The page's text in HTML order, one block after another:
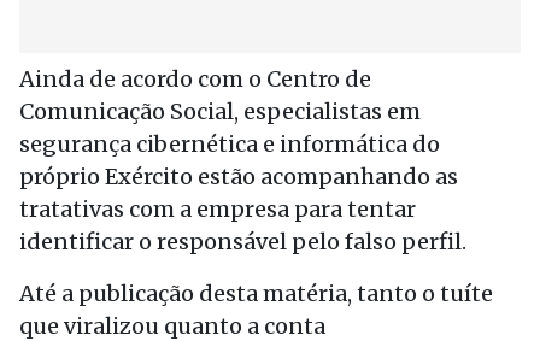
Ainda de acordo com o Centro de
Comunicação Social, especialistas em
segurança cibernética e informática do
próprio Exército estão acompanhando as
tratativas com a empresa para tentar
identificar o responsável pelo falso perfil.
Até a publicação desta matéria, tanto o tuíte
que viralizou quanto a conta